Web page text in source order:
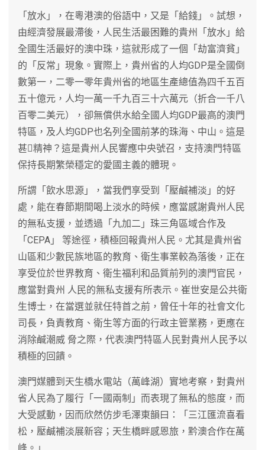
「放水」，在粵港澳的俗語中，又是「給錢」。試想，
由經濟發展最滯後，人民生活最困難的貴州「放水」給
全國生活最好的澳中珠，這就形成了一個「劫富濟貧」
的「反常」現象。實際上，貴州省的人均GDP是全國倒
數第一，二零一零年貴州省的地區生產總值為四千五百
五十億元，人均一萬一千九百三十六萬元（折合一千八
百零二美元），卻無償供水給全國人均GDP最高的澳門
特區，及人均GDP也名列全國前茅的珠海、中山。這是
甚精神？這是貴州人民響應中央號召，支持澳門特區
保持長期繁榮穩定的愛國主義的體現。
所謂「飲水思源」，當我們享受到「壓鹹補淡」的好
處，能在春節期間喝上淡水的時候，應當感謝貴州人民
的無私支援，並透過「九加二」珠三角區域合作及
「CEPA」 等途徑，積極回報貴州人民。尤其是貴州省
山區和少數民族地區的教育、衛生事業較為落後，正在
享受位於世界教育、衛生福利和品質前列的澳門官民，
應當對貴州 人民的無私支援有所表示。崔世安是公共衛
生博士，在當選並就任特首之前，曾任十年的社會文化
司長，負責教育、衛生等方面的行政主管業務，更應在
消除鹹潮威 脅之際，代表澳門特區人民對貴州人民予以
積極的回饋。
澳門媒體到天生橋水電站（萬峰湖）實地考察，對貴州
省人民為了履行「一國兩制」而表現了無私的態度，而
大受感動，因而欣然仿步毛澤東韻曰：「三江匯流喜看
松，壓鹹補淡展新容；天生橋畔感恩旅，黔澳合作在萬